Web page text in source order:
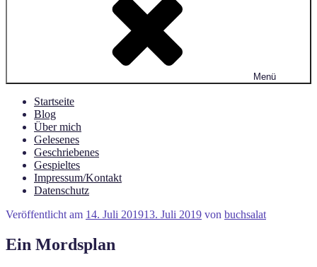
Menü
Startseite
Blog
Über mich
Gelesenes
Geschriebenes
Gespieltes
Impressum/Kontakt
Datenschutz
Veröffentlicht am 14. Juli 201913. Juli 2019 von buchsalat
Ein Mordsplan